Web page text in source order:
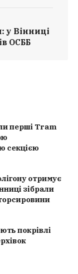
у Вінниці
ОСББ
перші Tram
секцією
отримує
зібрали
покрівлі